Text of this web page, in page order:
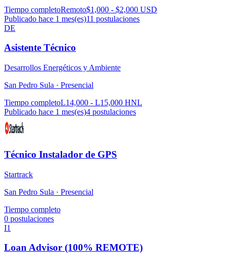
Tiempo completoRemoto$1,000 - $2,000 USD
Publicado hace 1 mes(es)11 postulaciones
DE
Asistente Técnico
Desarrollos Energéticos y Ambiente
San Pedro Sula · Presencial
Tiempo completoL14,000 - L15,000 HNL
Publicado hace 1 mes(es)4 postulaciones
Técnico Instalador de GPS
Startrack
San Pedro Sula · Presencial
Tiempo completo
0 postulaciones
I1
Loan Advisor (100% REMOTE)